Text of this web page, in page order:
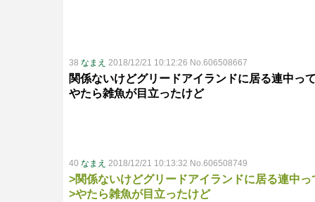
38 なまえ 2018/12/21 10:12:26 No.606508667
関係ないけどグリードアイランドに居る連中っ
やたら雑魚が目立ったけど
40 なまえ 2018/12/21 10:13:32 No.606508749
>関係ないけどグリードアイランドに居る連中
>やたら雑魚が目立ったけど